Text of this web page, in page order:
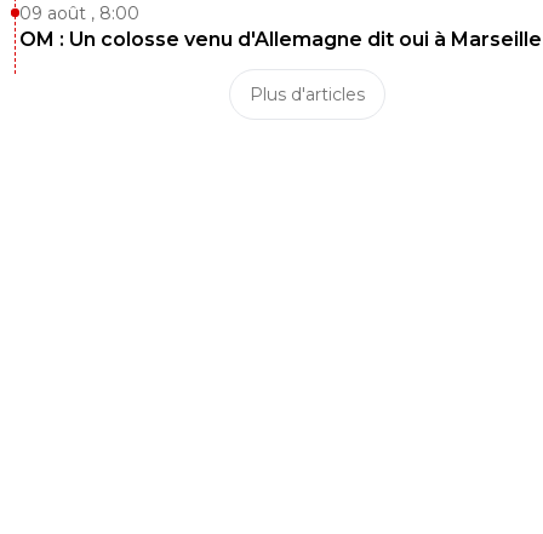
09 août , 8:00
OM : Un colosse venu d'Allemagne dit oui à Marseille
Plus d'articles